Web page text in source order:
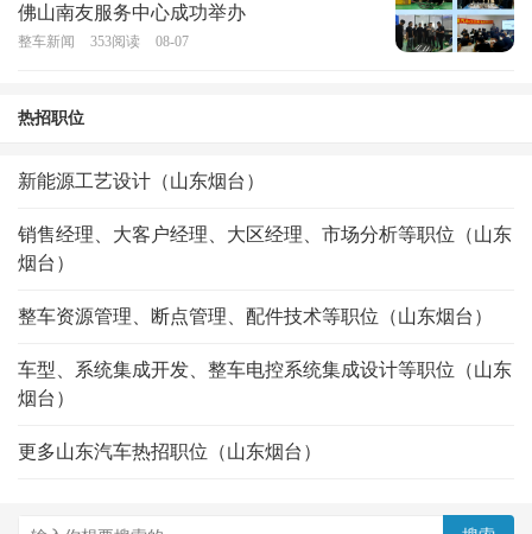
佛山南友服务中心成功举办
整车新闻 353阅读 08-07
热招职位
新能源工艺设计（山东烟台）
销售经理、大客户经理、大区经理、市场分析等职位（山东
烟台）
整车资源管理、断点管理、配件技术等职位（山东烟台）
车型、系统集成开发、整车电控系统集成设计等职位（山东
烟台）
更多山东汽车热招职位（山东烟台）